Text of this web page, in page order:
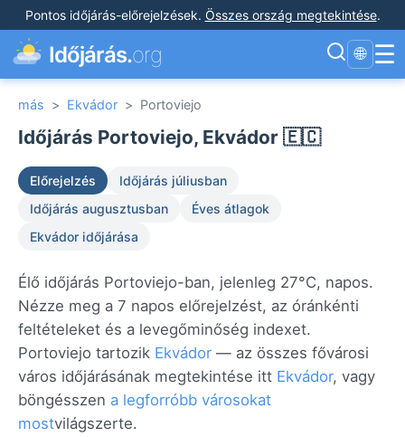
Pontos időjárás-előrejelzések. Összes ország megtekintése.
Időjárás.org 🌐 ☰
más > Ekvádor > Portoviejo
Időjárás Portoviejo, Ekvádor 🇪🇨
Előrejelzés
Időjárás júliusban
Időjárás augusztusban
Éves átlagok
Ekvádor időjárása
Élő időjárás Portoviejo-ban, jelenleg 27°C, napos.
Nézze meg a 7 napos előrejelzést, az óránkénti
feltételeket és a levegőminőség indexet.
Portoviejo tartozik Ekvádor — az összes fővárosi
város időjárásának megtekintése itt Ekvádor, vagy
böngésszen a legforróbb városokat
mostvilágszerte.